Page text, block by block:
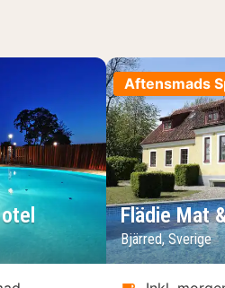
Aftensmads
Flädie Mat
Bjärred, Sverige